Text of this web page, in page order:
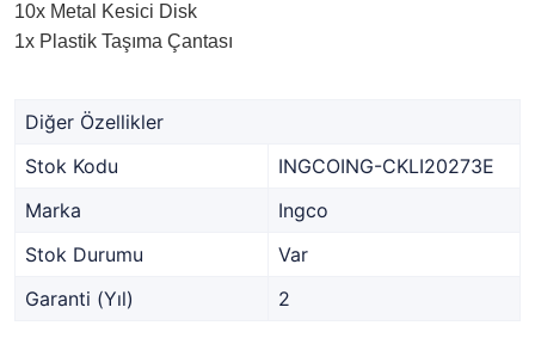
10x Metal Kesici Disk
1x Plastik Taşıma Çantası
Diğer Özellikler
Stok Kodu
INGCOING-CKLI20273E
Marka
Ingco
Stok Durumu
Var
Garanti (Yıl)
2